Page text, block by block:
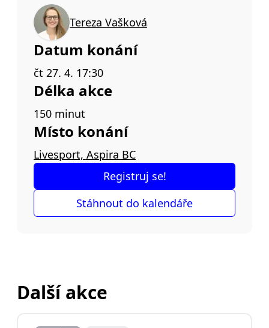
Tereza Vašková
Datum konání
čt 27. 4. 17:30
Délka akce
150 minut
Místo konání
Livesport, Aspira BC
Registruj se!
Stáhnout do kalendáře
Další akce